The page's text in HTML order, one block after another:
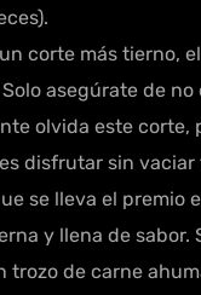
corte más tierno,
asegúrate de
olvida este corte,
disfrutar sin
se lleva el premio
y llena de
trozo de carne